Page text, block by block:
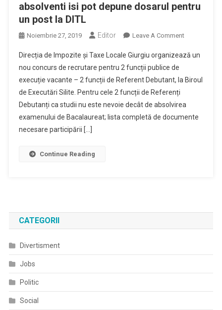
absolventi isi pot depune dosarul pentru
un post la DITL
Noiembrie 27, 2019 Editor Leave A CommentOn
Sunt
Zile
Care
Si
La
Direcția de Impozite și Taxe Locale Giurgiu organizează un
nou concurs de recrutare pentru 2 funcții publice de
execuție vacante – 2 funcții de Referent Debutant, la Biroul
de Executări Silite. Pentru cele 2 funcții de Referenți
Debutanți ca studii nu este nevoie decât de absolvirea
examenului de Bacalaureat; lista completă de documente
necesare participării […]
Continue Reading
CATEGORII
Divertisment
Jobs
Politic
Social